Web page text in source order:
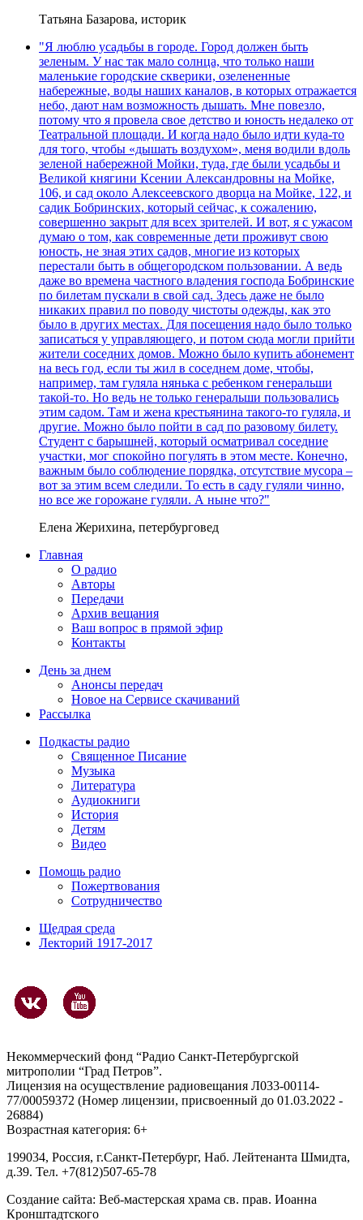
Татьяна Базарова, историк
"Я люблю усадьбы в городе. Город должен быть
зеленым. У нас так мало солнца, что только наши
маленькие городские скверики, озелененные
набережные, воды наших каналов, в которых отражается
небо, дают нам возможность дышать. Мне повезло,
потому что я провела свое детство и юность недалеко от
Театральной площади. И когда надо было идти куда-то
для того, чтобы «дышать воздухом», меня водили вдоль
зеленой набережной Мойки, туда, где были усадьбы и
Великой княгини Ксении Александровны на Мойке,
106, и сад около Алексеевского дворца на Мойке, 122, и
садик Бобринских, который сейчас, к сожалению,
совершенно закрыт для всех зрителей. И вот, я с ужасом
думаю о том, как современные дети проживут свою
юность, не зная этих садов, многие из которых
перестали быть в общегородском пользовании. А ведь
даже во времена частного владения господа Бобринские
по билетам пускали в свой сад. Здесь даже не было
никаких правил по поводу чистоты одежды, как это
было в других местах. Для посещения надо было только
записаться у управляющего, и потом сюда могли прийти
жители соседних домов. Можно было купить абонемент
на весь год, если ты жил в соседнем доме, чтобы,
например, там гуляла нянька с ребенком генеральши
такой-то. Но ведь не только генеральши пользовались
этим садом. Там и жена крестьянина такого-то гуляла, и
другие. Можно было пойти в сад по разовому билету.
Студент с барышней, который осматривал соседние
участки, мог спокойно погулять в этом месте. Конечно,
важным было соблюдение порядка, отсутствие мусора –
вот за этим всем следили. То есть в саду гуляли чинно,
но все же горожане гуляли. А ныне что?"
Елена Жерихина, петербурговед
Главная
О радио
Авторы
Передачи
Архив вещания
Ваш вопрос в прямой эфир
Контакты
День за днем
Анонсы передач
Новое на Сервисе скачиваний
Рассылка
Подкасты радио
Священное Писание
Музыка
Литература
Аудиокниги
История
Детям
Видео
Помощь радио
Пожертвования
Сотрудничество
Щедрая среда
Лекторий 1917-2017
Некоммерческий фонд “Радио Санкт-Петербургской
митрополии “Град Петров”.
Лицензия на осуществление радиовещания Л033-00114-
77/00059372 (Номер лицензии, присвоенный до 01.03.2022 -
26884)
Возрастная категория: 6+
199034, Россия, г.Санкт-Петербург, Наб. Лейтенанта Шмидта,
д.39. Тел. +7(812)507-65-78
Создание сайта: Веб-мастерская храма св. прав. Иоанна
Кронштадтского